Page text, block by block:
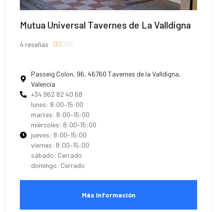
Mutua Universal Tavernes de La Valldigna
4 reseñas     
Passeig Colon, 96, 46760 Tavernes de la Valldigna,
Valencia
+34 962 82 40 68
lunes: 8:00–15:00
martes: 8:00–15:00
miércoles: 8:00–15:00
jueves: 8:00–15:00
viernes: 8:00–15:00
sábado: Cerrado
domingo: Cerrado
Más Información